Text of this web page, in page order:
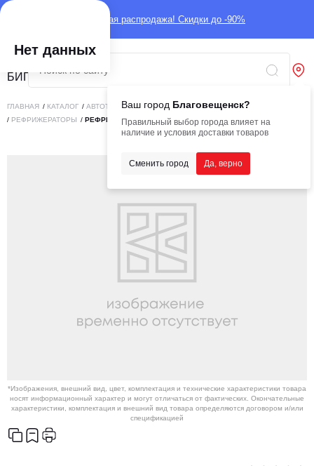
Глобальная распродажа! Скидки до -90%
Ваш город Благовещенск?
Правильный выбор города влияет на
наличие и условия доставки товаров
Сменить город Да, верно
ГЛАВНАЯ / КАТАЛОГ / АВТОТЕХНИКА /КОММЕРЧЕСКИЙ ТРАНСПОРТ
/ РЕФРИЖЕРАТОРЫ / РЕФРИЖЕРАТОР ISUZU MAXXPOWER RF645D
*Изображения, внешний вид, цвет, комплектация и технические характеристики товара
носят информационный характер и могут отличаться от фактических. Окончательные
характеристики, комплектация и внешний вид товара определяются договором и/или
спецификацией
Нет данных